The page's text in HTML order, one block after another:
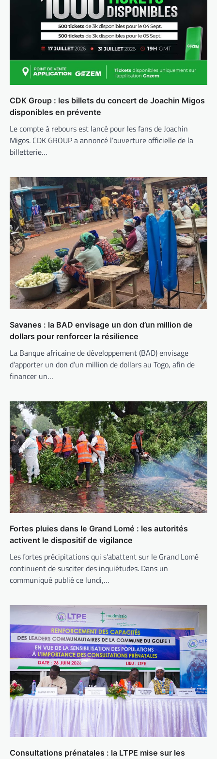
CDK Group : les billets du concert de Joachin Migos
disponibles en prévente
Le compte à rebours est lancé pour les fans de Joachin
Migos. CDK GROUP a annoncé l’ouverture officielle de la
billetterie…
Savanes : la BAD envisage un don d’un million de
dollars pour renforcer la résilience
La Banque africaine de développement (BAD) envisage
d’apporter un don d’un million de dollars au Togo, afin de
financer un…
Fortes pluies dans le Grand Lomé : les autorités
activent le dispositif de vigilance
Les fortes précipitations qui s’abattent sur le Grand Lomé
continuent de susciter des inquiétudes. Dans un
communiqué publié ce lundi,…
Consultations prénatales : la LTPE mise sur les